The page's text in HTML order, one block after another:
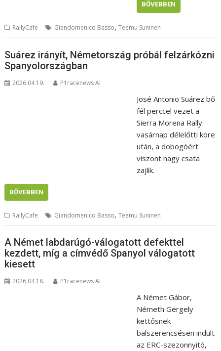
BŐVEBBEN
RallyCafe Giandomenico Basso,Teemu Suninen
Suárez irányít, Németország próbál felzárkózni
Spanyolországban
2026.04.19. P1racenews AI
José Antonio Suárez bő
fél perccel vezet a
Sierra Morena Rally
vasárnap délelőtti köre
után, a dobogóért
viszont nagy csata
zajlik.
BŐVEBBEN
RallyCafe Giandomenico Basso,Teemu Suninen
A Német labdarúgó-válogatott defekttel
kezdett, míg a címvédő Spanyol válogatott
kiesett
2026.04.18. P1racenews AI
A Német Gábor,
Németh Gergely
kettősnek
balszerencsésen indult
az ERC-szezonnyitó,